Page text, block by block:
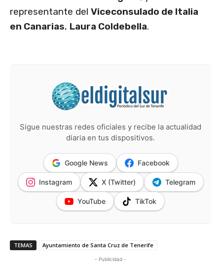
representante del Viceconsulado de Italia
en Canarias, Laura Coldebella.
Sigue nuestras redes oficiales y recibe la actualidad
diaria en tus dispositivos.
Google News Facebook
Instagram X (Twitter) Telegram
YouTube TikTok
TEMAS Ayuntamiento de Santa Cruz de Tenerife
- Publicidad -